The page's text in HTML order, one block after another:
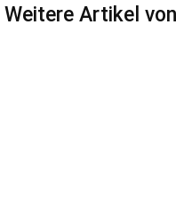
Weitere Artikel